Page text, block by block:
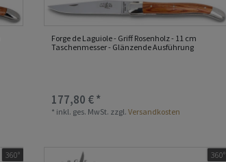
Forge de Laguiole - Griff Rosenholz - 11 cm
Taschenmesser - Glänzende Ausführung
177,80 € *
* inkl. ges. MwSt. zzgl.Versandkosten
360° 360°